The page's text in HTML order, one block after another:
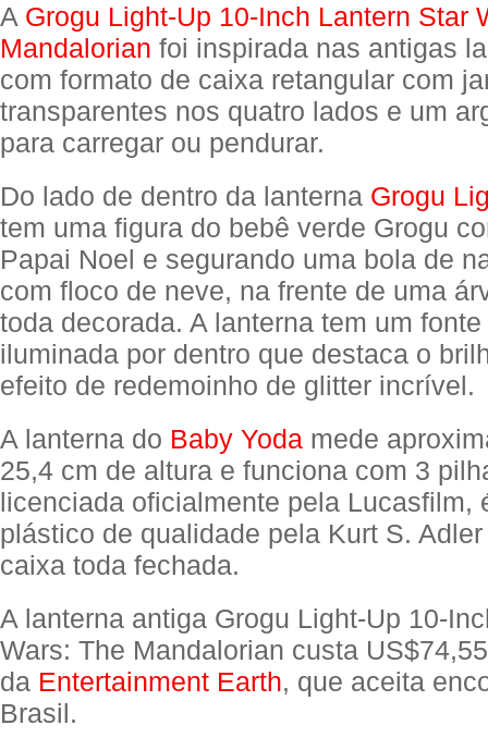
A Grogu Light-Up 10-Inch Lantern Star
Mandalorian foi inspirada nas antigas
com formato de caixa retangular com
transparentes nos quatro lados e um
para carregar ou pendurar.
Do lado de dentro da lanterna Grogu
tem uma figura do bebê verde Grogu
Papai Noel e segurando uma bola de
com floco de neve, na frente de uma
toda decorada. A lanterna tem um
iluminada por dentro que destaca o
efeito de redemoinho de glitter incrível.
A lanterna do Baby Yoda mede
25,4 cm de altura e funciona com 3
licenciada oficialmente pela Lucasfilm,
plástico de qualidade pela Kurt S.
caixa toda fechada.
A lanterna antiga Grogu Light-Up 10-
Wars: The Mandalorian custa
da Entertainment Earth, que aceita
Brasil.